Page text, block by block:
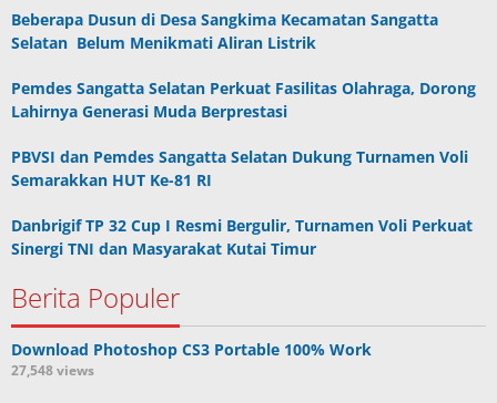
Beberapa Dusun di Desa Sangkima Kecamatan Sangatta
Selatan Belum Menikmati Aliran Listrik
Pemdes Sangatta Selatan Perkuat Fasilitas Olahraga, Dorong
Lahirnya Generasi Muda Berprestasi
PBVSI dan Pemdes Sangatta Selatan Dukung Turnamen Voli
Semarakkan HUT Ke-81 RI
Danbrigif TP 32 Cup I Resmi Bergulir, Turnamen Voli Perkuat
Sinergi TNI dan Masyarakat Kutai Timur
Berita Populer
Download Photoshop CS3 Portable 100% Work
27,548 views